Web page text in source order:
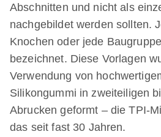
Abschnitten und nicht als
nachgebildet werden sollten.
Knochen oder jede
bezeichnet. Diese Vorlagen
Verwendung von
Silikongummi in zweiteiligen
Abrucken geformt – die TPI-
das seit fast 30 Jahren.